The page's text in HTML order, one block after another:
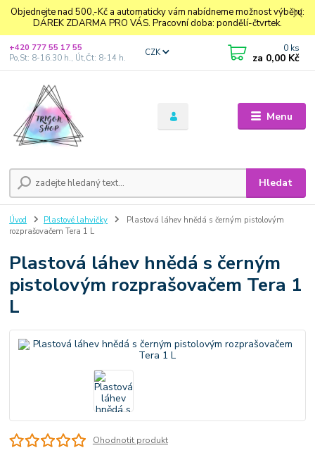
Objednejte nad 500,-Kč a automaticky vám nabídneme možnost výběru:
DÁREK ZDARMA PRO VÁS. Pracovní doba: pondělí-čtvrtek.
Menu
CZK
Hledat
+420 777 55 17 55
Po,St: 8-16.30 h., Út,Čt: 8-14 h.
0 ks
za 0,00 Kč
Úvod Plastové lahvičky
Plastová láhev hnědá s černým pistolovým
rozprašovačem Tera 1 L
Plastová láhev hnědá s černým
pistolovým rozprašovačem Tera 1
L
Ohodnotit produkt